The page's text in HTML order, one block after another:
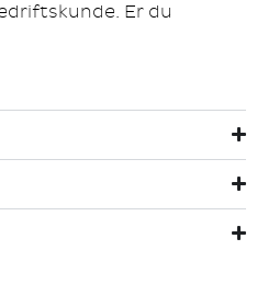
Er du